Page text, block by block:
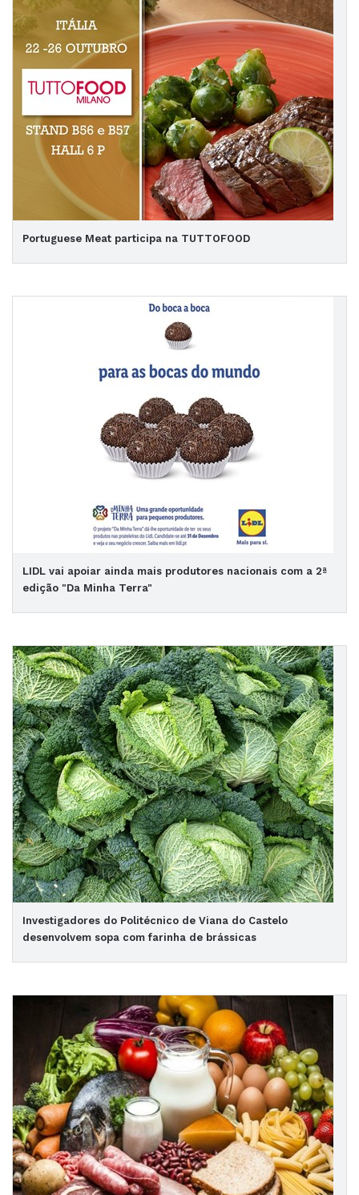
Portuguese Meat participa na TUTTOFOOD
LIDL vai apoiar ainda mais produtores nacionais com a 2ª
edição "Da Minha Terra"
Investigadores do Politécnico de Viana do Castelo
desenvolvem sopa com farinha de brássicas